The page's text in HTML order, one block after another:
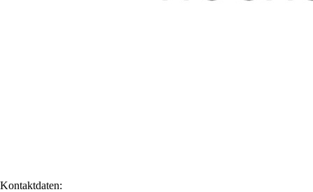
Kontaktdaten: